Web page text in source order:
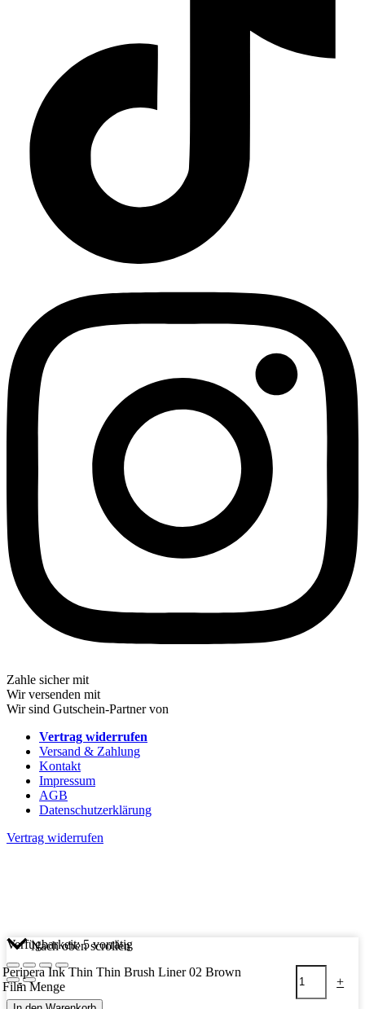
Zahle sicher mit
Wir versenden mit
Wir sind Gutschein-Partner von
Vertrag widerrufen
Versand & Zahlung
Kontakt
Impressum
AGB
Datenschutz­erklärung
Vertrag widerrufen
Verfügbarkeit: 5 vorrätig
-
Peripera Ink Thin Thin Brush Liner 02 Brown
Film Menge
+
Nach oben scrollen